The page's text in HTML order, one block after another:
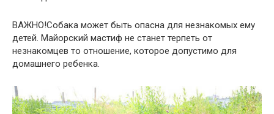
ВАЖНО!Собака может быть опасна для незнакомых ему
детей. Майорский мастиф не станет терпеть от
незнакомцев то отношение, которое допустимо для
домашнего ребенка.